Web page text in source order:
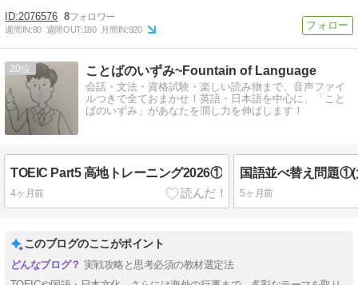
2076576 8
週間IN:80 週間OUT:180 月間IN:920
20 ことばのいずみ~Fountain of Language
会話・文法・資格試験・楽しい読み物まで、音声ファイ
ルつきで全ておまかせ！英語・日本語を中心に、「こと
ばのいずみ」があなたを潤し力を伸ばします！
TOEIC Part5 高地トレーニング2026①
4ヶ月前 5ヶ月前
このブログのここがポイント
実戦攻略と思考必須の教材選定法